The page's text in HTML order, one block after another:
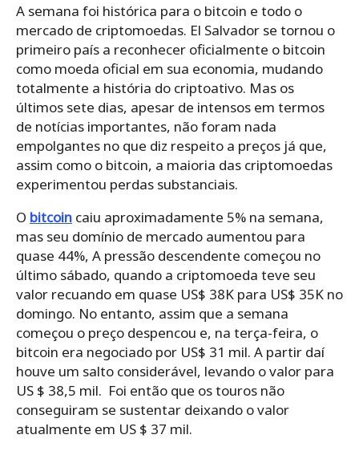
A semana foi histórica para o bitcoin e todo o
mercado de criptomoedas. El Salvador se tornou o
primeiro país a reconhecer oficialmente o bitcoin
como moeda oficial em sua economia, mudando
totalmente a história do criptoativo. Mas os
últimos sete dias, apesar de intensos em termos
de notícias importantes, não foram nada
empolgantes no que diz respeito a preços já que,
assim como o bitcoin, a maioria das criptomoedas
experimentou perdas substanciais.
O bitcoin caiu aproximadamente 5% na semana,
mas seu domínio de mercado aumentou para
quase 44%, A pressão descendente começou no
último sábado, quando a criptomoeda teve seu
valor recuando em quase US$ 38K para US$ 35K no
domingo. No entanto, assim que a semana
começou o preço despencou e, na terça-feira, o
bitcoin era negociado por US$ 31 mil. A partir daí
houve um salto considerável, levando o valor para
US $ 38,5 mil. Foi então que os touros não
conseguiram se sustentar deixando o valor
atualmente em US $ 37 mil.